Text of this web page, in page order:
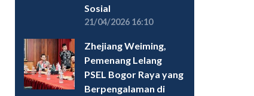
Sosial
21/04/2026 16:10
Zhejiang Weiming,
Pemenang Lelang
PSEL Bogor Raya yang
Berpengalaman di